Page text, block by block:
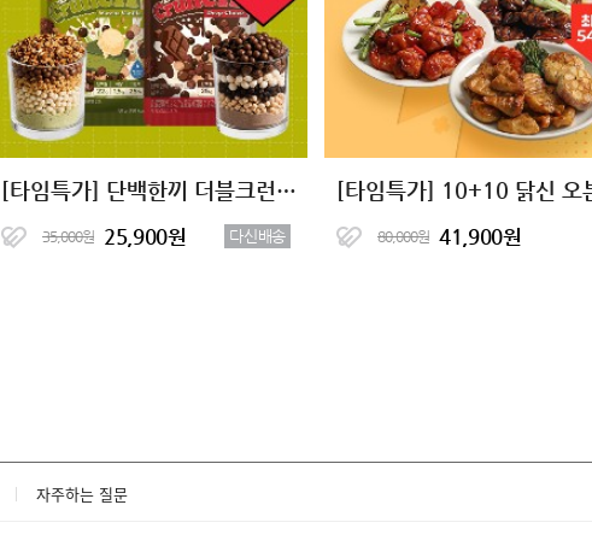
[타임특가] 단백한끼 더블크런치 단백질쉐이크 2종 (7+7)
35,000원 25,900원 다신배송 80,000원 41,900원
자주하는 질문